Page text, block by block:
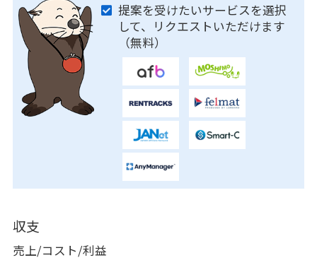
提案を受けたいサービスを選択
して、リクエストいただけます
（無料）
収支
売上/コスト/利益